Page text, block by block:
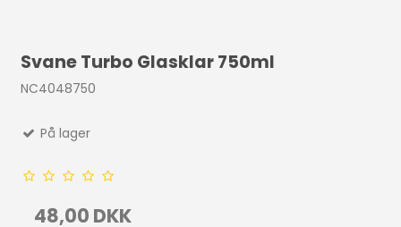
Svane Turbo Glasklar 750ml
NC4048750
På lager
48,00 DKK